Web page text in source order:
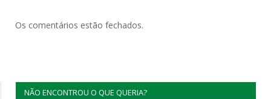
Os comentários estão fechados.
NÃO ENCONTROU O QUE QUERIA?